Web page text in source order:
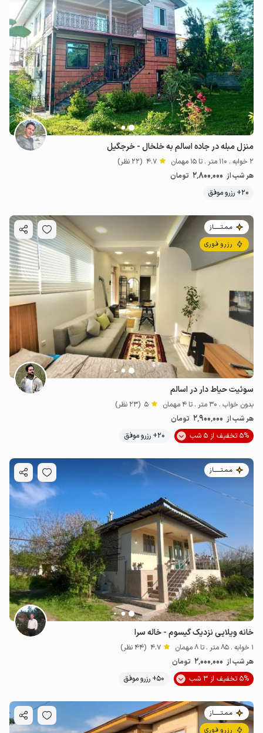
1.5میلیون ت 4.7
منزل مبله در جاده اسالم به خلخال - خرجگیل
2 خوابه . 110 متر . تا 15 مهمان 4.7 (22 نظر)
هر شب از 2٬800٬000 تومان
20+ رزرو موفق
مـمـتــــــاز
رزرو فوری
سوئیت حیاط دار در اسالم
بدون خواب . 30 متر . تا 4 مهمان 5 (23 نظر)
هر شب از 2٬900٬000 تومان
5% تخفیف از 5 شب
20+ رزرو موفق
مـمـتــــــاز
خانه ویلایی نزدیک گیسوم - خاله سرا
1 خوابه . 85 متر . تا 8 مهمان 4.7 (44 نظر)
هر شب از 2٬000٬000 تومان
5% تخفیف از 3 شب
50+ رزرو موفق
مـمـتــــــاز
رزرو فوری